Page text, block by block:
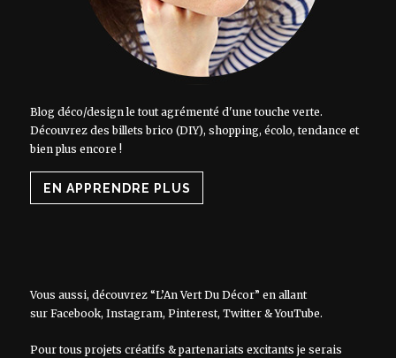
Blog déco/design le tout agrémenté d'une touche verte.
Découvrez des billets brico (DIY), shopping, écolo, tendance et
bien plus encore !
EN APPRENDRE PLUS
Vous aussi, découvrez “L’An Vert Du Décor” en allant
sur Facebook, Instagram, Pinterest, Twitter&YouTube.
Pour tous projets créatifs & partenariats excitants je serais